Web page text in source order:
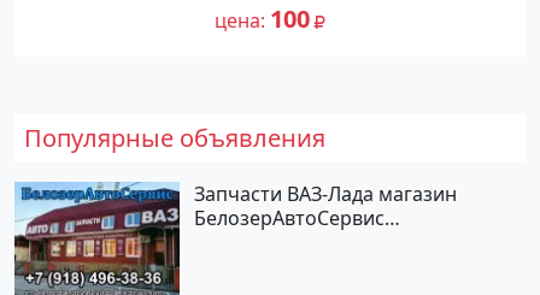
цена 100
Популярные объявления
Запчасти ВАЗ-Лада магазин
БелозерАвтоСервис